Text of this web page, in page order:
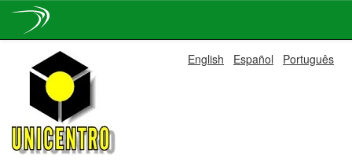
navigation
English Español Português